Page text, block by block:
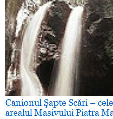
Canionul Şapte Scări –
arealul Masivului Piatra